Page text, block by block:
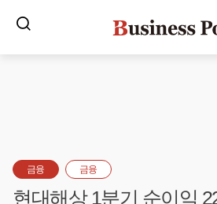
금융 금융
현대해상 1분기 순이익